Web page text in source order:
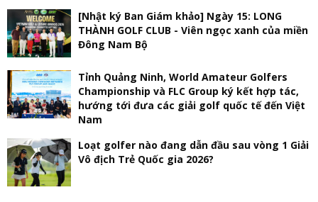
[Nhật ký Ban Giám khảo] Ngày 15: LONG
THÀNH GOLF CLUB - Viên ngọc xanh của miền
Đông Nam Bộ
Tỉnh Quảng Ninh, World Amateur Golfers
Championship và FLC Group ký kết hợp tác,
hướng tới đưa các giải golf quốc tế đến Việt
Nam
Loạt golfer nào đang dẫn đầu sau vòng 1 Giải
Vô địch Trẻ Quốc gia 2026?